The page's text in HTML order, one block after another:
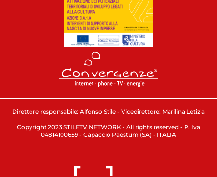
Direttore responsabile: Alfonso Stile - Vicedirettore: Marilina Letizia
Copyright 2023 STILETV NETWORK - All rights reserved - P. Iva
04814100659 - Capaccio Paestum (SA) - ITALIA